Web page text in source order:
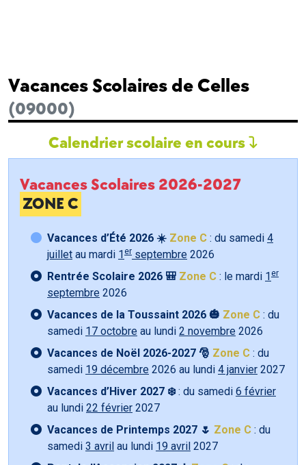
Vacances Scolaires de Celles
(09000)
Calendrier scolaire en cours
Vacances Scolaires 2026-2027
ZONE C
Vacances d’Été 2026 ☀️ Zone C : du samedi 4
juillet au mardi 1 er septembre 2026
Rentrée Scolaire 2026 🎒 Zone C : le mardi 1 er
septembre 2026
Vacances de la Toussaint 2026 🎃 Zone C : du
samedi 17 octobre au lundi 2 novembre 2026
Vacances de Noël 2026-2027 🎅 Zone C : du
samedi 19 décembre 2026 au lundi 4 janvier 2027
Vacances d’Hiver 2027 ❄️: du samedi 6 février
au lundi 22 février 2027
Vacances de Printemps 2027 🌷 Zone C : du
samedi 3 avril au lundi 19 avril 2027